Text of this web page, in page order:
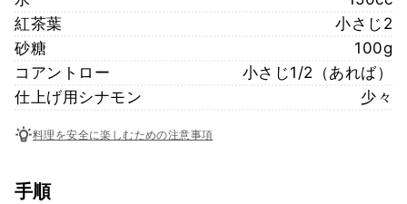
紅茶葉
小さじ2
砂糖
100g
コアントロー
小さじ1/2（あれば）
仕上げ用シナモン
少々
料理を安全に楽しむための注意事項
手順